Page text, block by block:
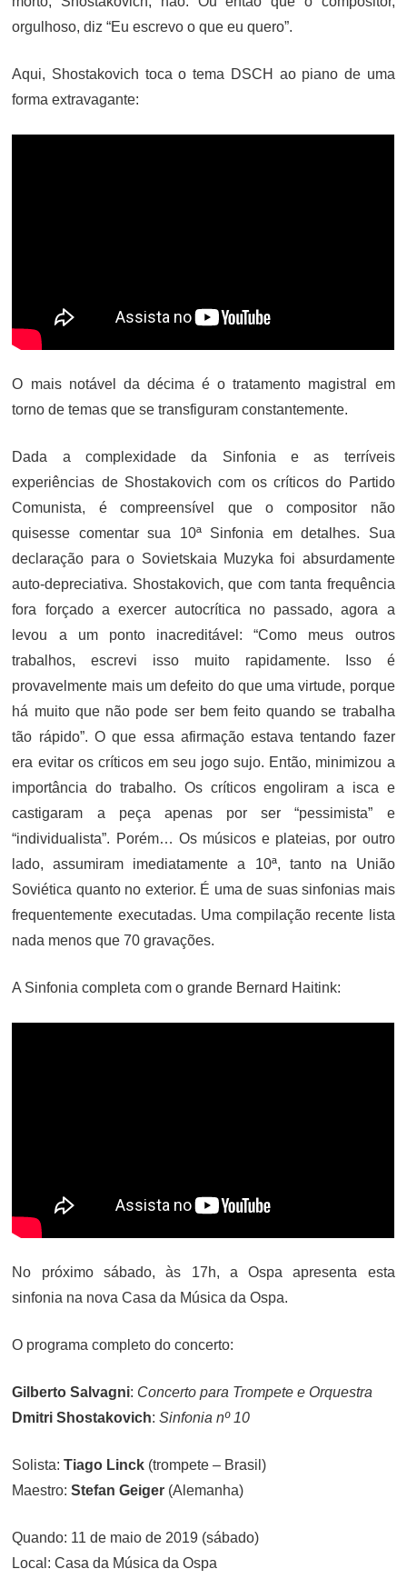
orgulhoso, diz “Eu escrevo o que eu quero”.
Aqui, Shostakovich toca o tema DSCH ao piano de uma
forma extravagante:
O mais notável da décima é o tratamento magistral em
torno de temas que se transfiguram constantemente.
Dada a complexidade da Sinfonia e as terríveis
experiências de Shostakovich com os críticos do Partido
Comunista, é compreensível que o compositor não
quisesse comentar sua 10ª Sinfonia em detalhes. Sua
declaração para o Sovietskaia Muzyka foi absurdamente
auto-depreciativa. Shostakovich, que com tanta frequência
fora forçado a exercer autocrítica no passado, agora a
levou a um ponto inacreditável: “Como meus outros
trabalhos, escrevi isso muito rapidamente. Isso é
provavelmente mais um defeito do que uma virtude, porque
há muito que não pode ser bem feito quando se trabalha
tão rápido”. O que essa afirmação estava tentando fazer
era evitar os críticos em seu jogo sujo. Então, minimizou a
importância do trabalho. Os críticos engoliram a isca e
castigaram a peça apenas por ser “pessimista” e
“individualista”. Porém… Os músicos e plateias, por outro
lado, assumiram imediatamente a 10ª, tanto na União
Soviética quanto no exterior. É uma de suas sinfonias mais
frequentemente executadas. Uma compilação recente lista
nada menos que 70 gravações.
A Sinfonia completa com o grande Bernard Haitink:
No próximo sábado, às 17h, a Ospa apresenta esta
sinfonia na nova Casa da Música da Ospa.
O programa completo do concerto:
Gilberto Salvagni: Concerto para Trompete e Orquestra
Dmitri Shostakovich:Sinfonia nº 10
Solista:Tiago Linck (trompete – Brasil)
Maestro: Stefan Geiger (Alemanha)
Quando: 11 de maio de 2019 (sábado)
Local: Casa da Música da Ospa